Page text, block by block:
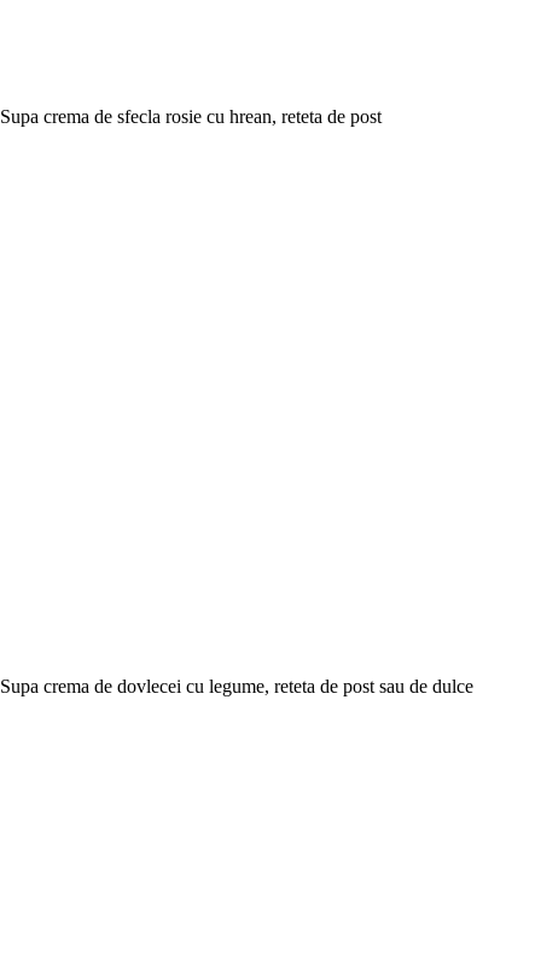
Supa crema de sfecla rosie cu hrean, reteta de post
Supa crema de dovlecei cu legume, reteta de post sau de dulce